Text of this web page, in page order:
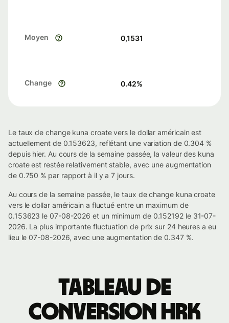
Moyen 0,1531
Change 0.42%
Le taux de change kuna croate vers le dollar américain est
actuellement de 0.153623, reflétant une variation de 0.304 %
depuis hier. Au cours de la semaine passée, la valeur des kuna
croate est restée relativement stable, avec une augmentation
de 0.750 % par rapport à il y a 7 jours.
Au cours de la semaine passée, le taux de change kuna croate
vers le dollar américain a fluctué entre un maximum de
0.153623 le 07-08-2026 et un minimum de 0.152192 le 31-07-
2026. La plus importante fluctuation de prix sur 24 heures a eu
lieu le 07-08-2026, avec une augmentation de 0.347 %.
Tableau de
conversion HRK